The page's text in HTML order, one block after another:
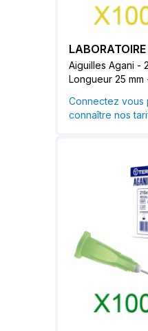
Aiguilles Agani -
Longueur 25 mm
Connectez vous
connaître nos